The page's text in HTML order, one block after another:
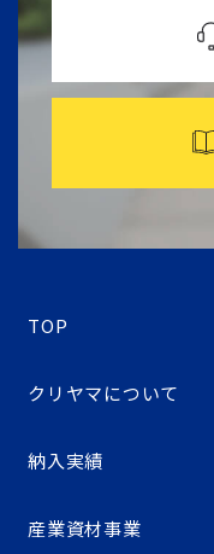
TOP
クリヤマについて
納入実績
産業資材事業